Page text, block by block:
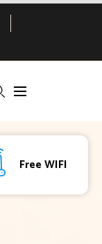
Free WIFI